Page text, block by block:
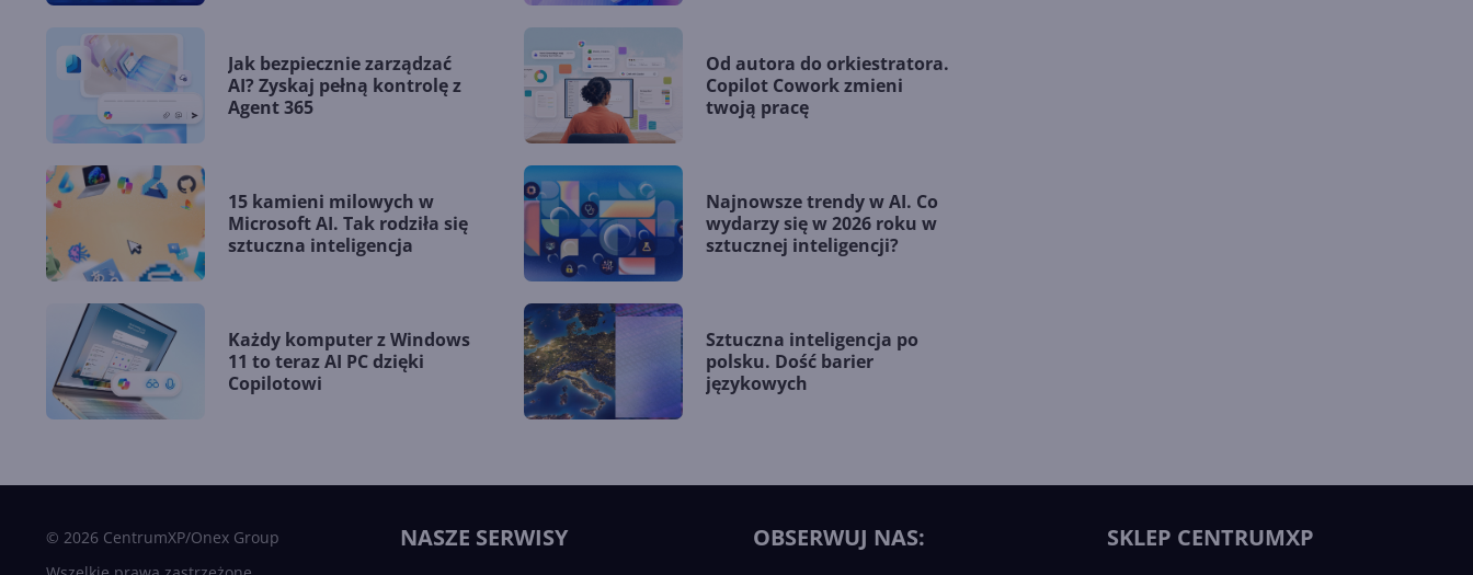
Jak bezpiecznie zarządzać
AI? Zyskaj pełną kontrolę z
Agent 365
Od autora do orkiestratora.
Copilot Cowork zmieni
twoją pracę
15 kamieni milowych w
Microsoft AI. Tak rodziła się
sztuczna inteligencja
Najnowsze trendy w AI. Co
wydarzy się w 2026 roku w
sztucznej inteligencji?
Każdy komputer z Windows
11 to teraz AI PC dzięki
Copilotowi
Sztuczna inteligencja po
polsku. Dość barier
językowych
© 2026 CentrumXP/Onex Group
NASZE SERWISY OBSERWUJ NAS: SKLEP CENTRUMXP